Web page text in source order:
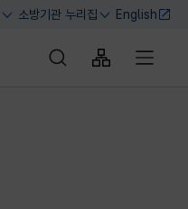
소방기관 누리집
열기
English
통합검색 바로가기
사이트맵 바
전체메